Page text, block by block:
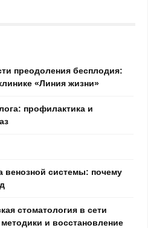
преодоления бесплодия:
«Линия жизни»
профилактика и
венозной системы: почему
стоматология в сети
и восстановление